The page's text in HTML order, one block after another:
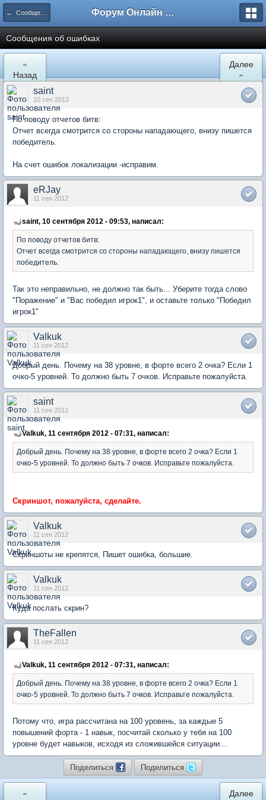
← Сообщения об ошибках Форум Онлайн Стратегии - IroD
Сообщения об ошибках
«
Назад
Далее
»
saint
10 сен 2012
По поводу отчетов битв:
Отчет всегда смотрится со стороны нападающего, внизу пишется
победитель.
На счет ошибок локализации -исправим.
eRJay
11 сен 2012
saint, 10 сентября 2012 - 09:53, написал:
По поводу отчетов битв:
Отчет всегда смотрится со стороны нападающего, внизу пишется
победитель.
Так это неправильно, не должно так быть... Уберите тогда слово
"Поражение" и "Вас победил игрок1", и оставьте только "Победил
игрок1"
Valkuk
11 сен 2012
Добрый день. Почему на 38 уровне, в форте всего 2 очка? Если 1
очко-5 уровней. То должно быть 7 очков. Исправьте пожалуйста.
saint
11 сен 2012
Valkuk, 11 сентября 2012 - 07:31, написал:
Добрый день. Почему на 38 уровне, в форте всего 2 очка? Если 1
очко-5 уровней. То должно быть 7 очков. Исправьте пожалуйста.
Скриншот, пожалуйста, сделайте.
Valkuk
11 сен 2012
Скриншоты не крепятся, Пишет ошибка, большие.
Valkuk
11 сен 2012
Куда послать скрин?
TheFallen
11 сен 2012
Valkuk, 11 сентября 2012 - 07:31, написал:
Добрый день. Почему на 38 уровне, в форте всего 2 очка? Если 1
очко-5 уровней. То должно быть 7 очков. Исправьте пожалуйста.
Потому что, игра рассчитана на 100 уровень, за каждые 5
повышений форта - 1 навык, посчитай сколько у тебя на 100
уровне будет навыков, исходя из сложившейся ситуации...
Поделиться Поделиться
«
Далее